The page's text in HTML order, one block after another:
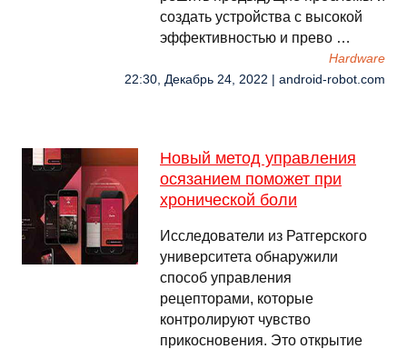
создать устройства с высокой
эффективностью и прево …
Hardware
22:30, Декабрь 24, 2022 | android-robot.com
Новый метод управления
осязанием поможет при
хронической боли
Исследователи из Ратгерского
университета обнаружили
способ управления
рецепторами, которые
контролируют чувство
прикосновения. Это открытие